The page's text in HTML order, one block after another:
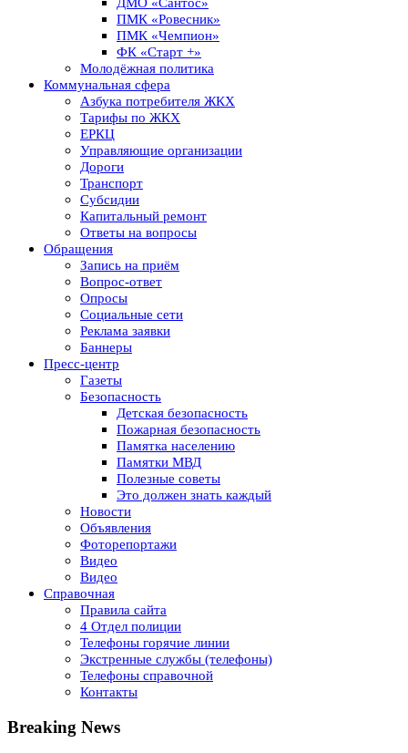
ДМО «Сантос»
ПМК «Ровесник»
ПМК «Чемпион»
ФК «Старт +»
Молодёжная политика
Коммунальная сфера
Азбука потребителя ЖКХ
Тарифы по ЖКХ
ЕРКЦ
Управляющие организации
Дороги
Транспорт
Субсидии
Капитальный ремонт
Ответы на вопросы
Обращения
Запись на приём
Вопрос-ответ
Опросы
Социальные сети
Реклама заявки
Баннеры
Пресс-центр
Газеты
Безопасность
Детская безопасность
Пожарная безопасность
Памятка населению
Памятки МВД
Полезные советы
Это должен знать каждый
Новости
Объявления
Фоторепортажи
Видео
Видео
Справочная
Правила сайта
4 Отдел полиции
Телефоны горячие линии
Экстренные службы (телефоны)
Телефоны справочной
Контакты
Breaking News